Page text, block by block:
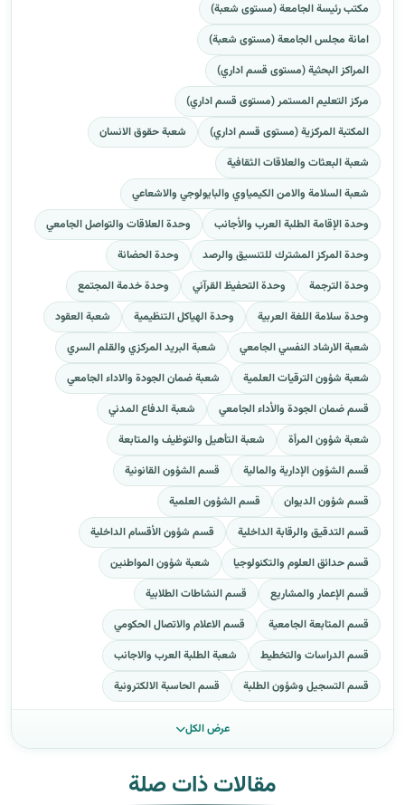
مكتب رئيسة الجامعة (مستوى شعبة)
امانة مجلس الجامعة (مستوى شعبة)
المراكز البحثية (مستوى قسم اداري)
مركز التعليم المستمر (مستوى قسم اداري)
المكتبة المركزية (مستوى قسم اداري)
شعبة حقوق الانسان
شعبة البعثات والعلاقات الثقافية
شعبة السلامة والامن الكيمياوي والبايولوجي والاشعاعي
وحدة الإقامة الطلبة العرب والأجانب
وحدة العلاقات والتواصل الجامعي
وحدة المركز المشترك للتنسيق والرصد
وحدة الحضانة
وحدة الترجمة
وحدة التحفيظ القرآني
وحدة خدمة المجتمع
وحدة سلامة اللغة العربية
وحدة الهياكل التنظيمية
شعبة العقود
شعبة الارشاد النفسي الجامعي
شعبة البريد المركزي والقلم السري
شعبة شؤون الترقيات العلمية
شعبة ضمان الجودة والاداء الجامعي
قسم ضمان الجودة والأداء الجامعي
شعبة الدفاع المدني
شعبة شؤون المرأة
شعبة التأهيل والتوظيف والمتابعة
قسم الشؤون الإدارية والمالية
قسم الشؤون القانونية
قسم شؤون الديوان
قسم الشؤون العلمية
قسم التدقيق والرقابة الداخلية
قسم شؤون الأقسام الداخلية
قسم حدائق العلوم والتكنولوجيا
شعبة شؤون المواطنين
قسم الإعمار والمشاريع
قسم النشاطات الطلابية
قسم المتابعة الجامعية
قسم الاعلام والاتصال الحكومي
قسم الدراسات والتخطيط
شعبة الطلبة العرب والاجانب
قسم التسجيل وشؤون الطلبة
قسم الحاسبة الالكترونية
عرض الكل
مقالات ذات صلة